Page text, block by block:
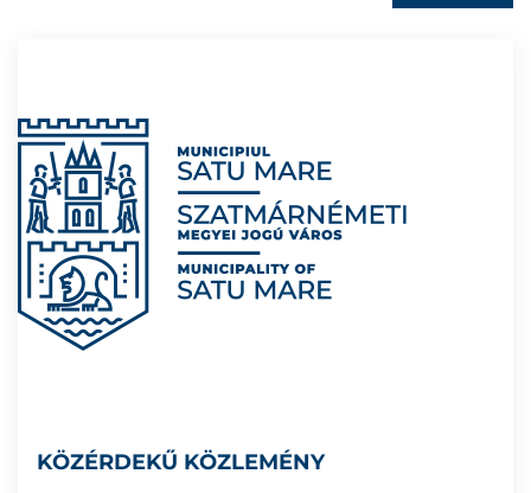
KÖZÉRDEKŰ KÖZLEMÉNY